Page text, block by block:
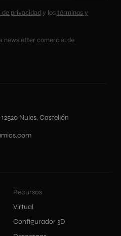
de privacidady los términos y
newsletter comercial de
Recursos
Virtual
Configurador 3D
Nules, Castellón